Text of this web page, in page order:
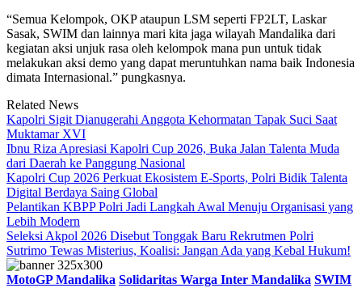
“Semua Kelompok, OKP ataupun LSM seperti FP2LT, Laskar
Sasak, SWIM dan lainnya mari kita jaga wilayah Mandalika dari
kegiatan aksi unjuk rasa oleh kelompok mana pun untuk tidak
melakukan aksi demo yang dapat meruntuhkan nama baik Indonesia
dimata Internasional.” pungkasnya.
Related News
Kapolri Sigit Dianugerahi Anggota Kehormatan Tapak Suci Saat
Muktamar XVI
Ibnu Riza Apresiasi Kapolri Cup 2026, Buka Jalan Talenta Muda
dari Daerah ke Panggung Nasional
Kapolri Cup 2026 Perkuat Ekosistem E-Sports, Polri Bidik Talenta
Digital Berdaya Saing Global
Pelantikan KBPP Polri Jadi Langkah Awal Menuju Organisasi yang
Lebih Modern
Seleksi Akpol 2026 Disebut Tonggak Baru Rekrutmen Polri
Sutrimo Tewas Misterius, Koalisi: Jangan Ada yang Kebal Hukum!
MotoGP Mandalika Solidaritas Warga Inter Mandalika SWIM